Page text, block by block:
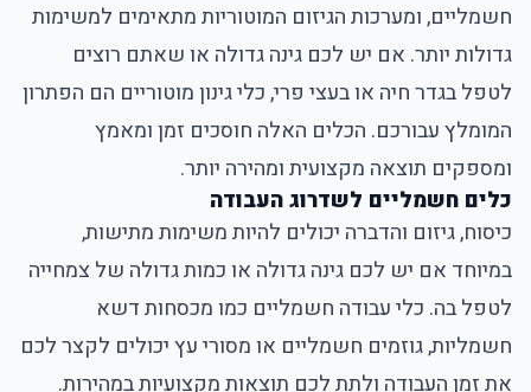
חשמליים, ומערכות הגיזום המוטוריות מתאימים למשימות
גדולות יותר. אם יש לכם גינה גדולה או שאתם רוצים
לטפל בגדר חיה או בעצי פרי, כלי גינון מוטוריים הם הפתרון
המומלץ עבורכם. הכלים האלה חוסכים זמן ומאמץ
ומספקים תוצאה מקצועית ומהירה יותר.
כלים חשמליים לשדרוג העבודה
כיסוח, גיזום והדברה יכולים להיות משימות מתישות,
במיוחד אם יש לכם גינה גדולה או כמות גדולה של צמחייה
לטפל בה. כלי עבודה חשמליים כמו מכסחות דשא
חשמליות, גוזמים חשמליים או מסורי עץ יכולים לקצר לכם
את זמן העבודה ולתת לכם תוצאות מקצועיות במהירות.